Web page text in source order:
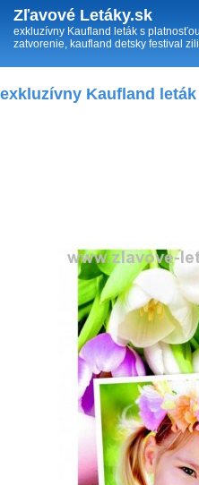
Zľavové Letáky.sk
exkluzívny Kaufland leták s
zatvorenie, kaufland detsky festival
exkluzívny Kaufland leták